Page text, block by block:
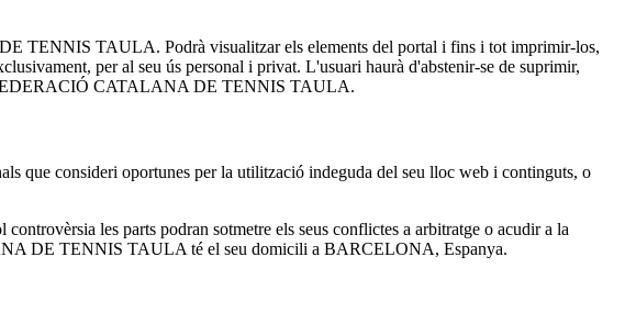
TENNIS TAULA. Podrà visualitzar els elements del portal i fins i tot imprimir-los,
per al seu ús personal i privat. L'usuari haurà d'abstenir-se de suprimir,
FEDERACIÓ CATALANA DE TENNIS TAULA.
consideri oportunes per la utilització indeguda del seu lloc web i continguts, o
les parts podran sotmetre els seus conflictes a arbitratge o acudir a la
DE TENNIS TAULA té el seu domicili a BARCELONA, Espanya.